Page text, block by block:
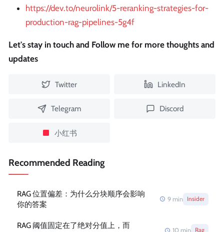
https://dev.to/neurolink/5-reranking-strategies-for-
production-rag-pipelines-5g4f
Let's stay in touch and Follow me for more thoughts and
updates
Twitter LinkedIn
Telegram Discord
小红书
Recommended Reading
RAG 位置偏差：为什么分块顺序会影响
你的答案
9 min Insider
RAG 阈值固定在了绝对分值上，而
10 min Rag